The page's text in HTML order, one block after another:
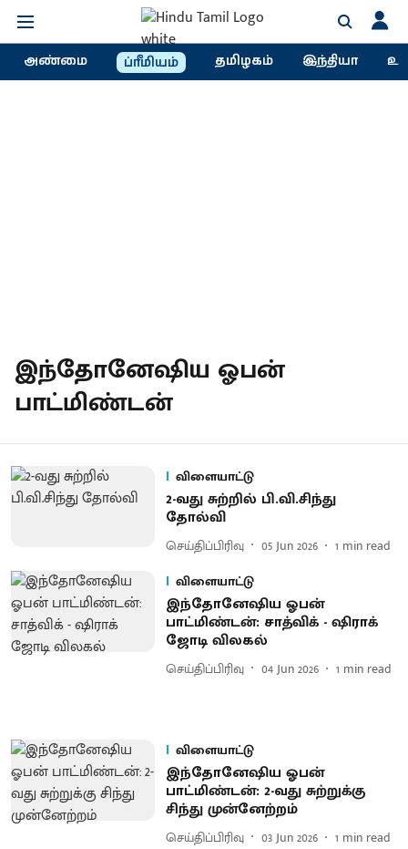
அண்மை ப்ரீமியம் தமிழகம் இந்தியா
இந்தோனேஷிய ஓபன்
பாட்மிண்டன்
விளையாட்டு
2-வது சுற்றில் பி.வி.சிந்து
தோல்வி
செய்திப்பிரிவு 05 Jun 2026 1 min read
விளையாட்டு
இந்தோனேஷிய ஓபன்
பாட்மிண்டன்: சாத்விக் - ஷிராக்
ஜோடி விலகல்
செய்திப்பிரிவு 04 Jun 2026 1 min read
விளையாட்டு
இந்தோனேஷிய ஓபன்
பாட்மிண்டன்: 2-வது சுற்​றுக்கு
சிந்து முன்னேற்​றம்
செய்திப்பிரிவு 03 Jun 2026 1 min read